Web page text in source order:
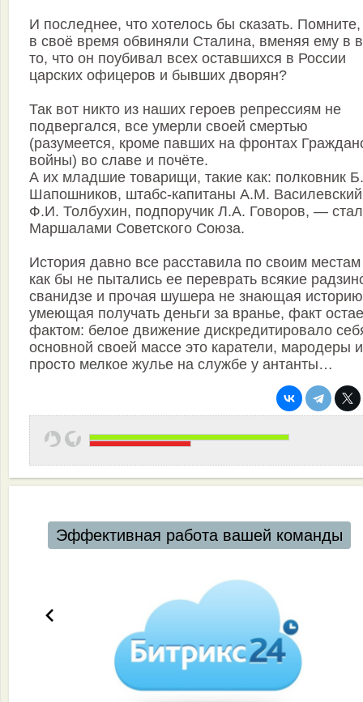
И последнее, что хотелось бы сказать. Помните,
в своё время обвиняли Сталина, вменяя ему в
то, что он поубивал всех оставшихся в России
царских офицеров и бывших дворян?
Так вот никто из наших героев репрессиям не
подвергался, все умерли своей смертью
(разумеется, кроме павших на фронтах
войны) во славе и почёте.
А их младшие товарищи, такие как: полковник
Шапошников, штабс-капитаны А.М.
Ф.И. Толбухин, подпоручик Л.А. Говоров, —
Маршалами Советского Союза.
История давно все расставила по своим
как бы не пытались ее переврать всякие
сванидзе и прочая шушера не знающая
умеющая получать деньги за вранье, факт
фактом: белое движение дискредитировало
основной своей массе это каратели, мародеры и
просто мелкое жулье на службе у антанты…
Автоматизация ресторанов и кафе